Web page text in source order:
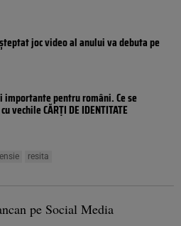
joc video al anului va debuta pe
importante pentru români. Ce se
vechile CĂRȚI DE IDENTITATE
resita
pe Social Media